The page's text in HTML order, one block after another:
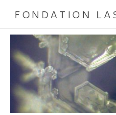
FONDATION